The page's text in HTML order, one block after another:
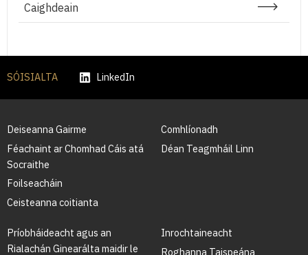
Caighdeain
SÓISIALTA LinkedIn
Deiseanna Gairme
Féachaint ar Chomhad Cáis atá
Socraithe
Foilseacháin
Ceisteanna coitianta
Comhlíonadh
Déan Teagmháil Linn
Príobháideacht agus an
Rialachán Ginearálta maidir le
Inrochtaineacht
Roghanna Taispeána